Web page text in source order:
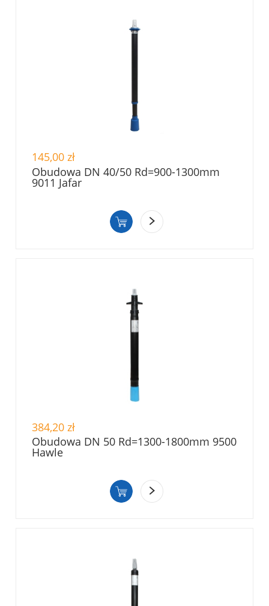
145,00 zł
Obudowa DN 40/50 Rd=900-1300mm
9011 Jafar
384,20 zł
Obudowa DN 50 Rd=1300-1800mm 9500
Hawle